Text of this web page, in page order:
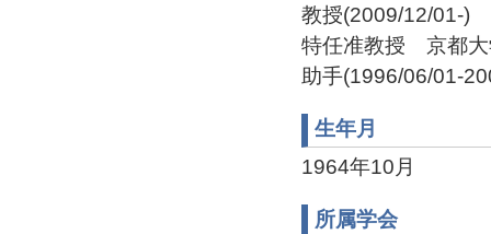
教授(2009/12/01-)
特任准教授 京都大
助手(1996/06/01-
生年月
1964年10月
所属学会